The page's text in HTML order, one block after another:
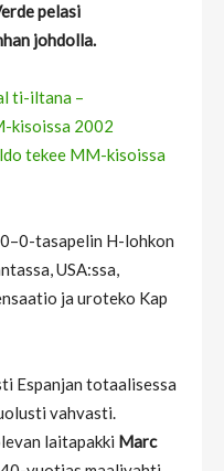
pelasi
johdolla.
ti-iltana –
kisoissa 2002
tekee MM-kisoissa
tasapelin H-lohkon
USA:ssa,
ja uroteko Kap
Espanjan totaalisessa
vahvasti.
laitapakki Marc